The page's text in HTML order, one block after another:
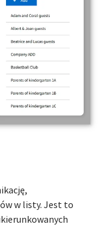
w listy. Jest to